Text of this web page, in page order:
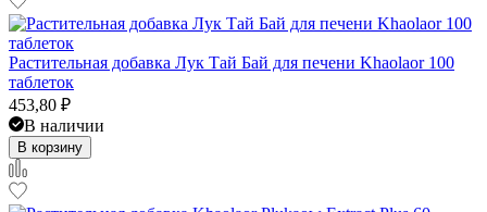
Растительная добавка Лук Тай Бай для печени Khaolaor 100
таблеток
453,80 ₽
В наличии
В корзину